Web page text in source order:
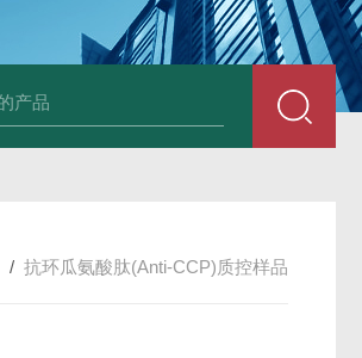
总胆汁酸（TBA）质控样品 小鼠前列
/ 抗环瓜氨酸肽(Anti-CCP)质控样品